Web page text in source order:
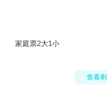
家庭票2大1小
查看